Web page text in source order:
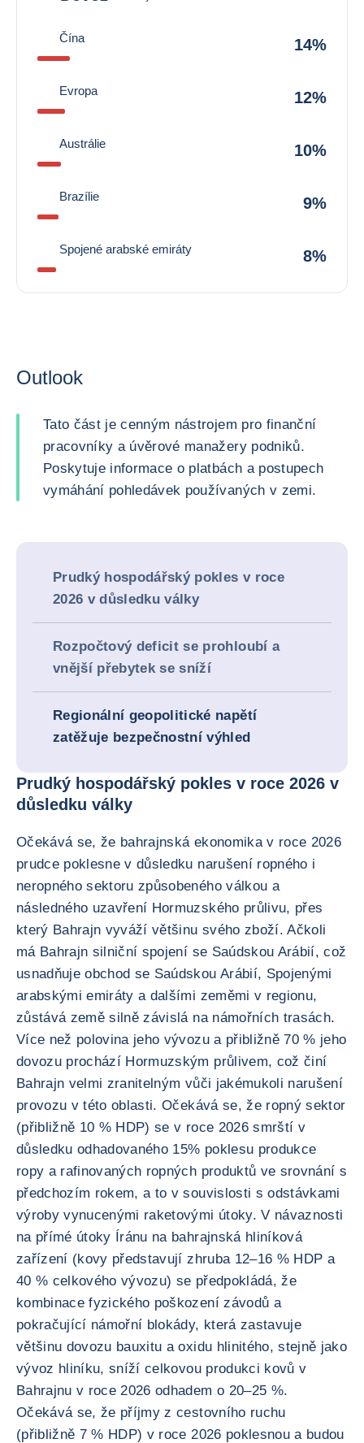
Čína 14%
Evropa 12%
Austrálie 10%
Brazílie 9%
Spojené arabské emiráty 8%
Outlook
Tato část je cenným nástrojem pro finanční
pracovníky a úvěrové manažery podniků.
Poskytuje informace o platbách a postupech
vymáhání pohledávek používaných v zemi.
Prudký hospodářský pokles v roce
2026 v důsledku války
Rozpočtový deficit se prohloubí a
vnější přebytek se sníží
Regionální geopolitické napětí
zatěžuje bezpečnostní výhled
Prudký hospodářský pokles v roce 2026 v
důsledku války
Očekává se, že bahrajnská ekonomika v roce 2026
prudce poklesne v důsledku narušení ropného i
neropného sektoru způsobeného válkou a
následného uzavření Hormuzského průlivu, přes
který Bahrajn vyváží většinu svého zboží. Ačkoli
má Bahrajn silniční spojení se Saúdskou Arábií, což
usnadňuje obchod se Saúdskou Arábií, Spojenými
arabskými emiráty a dalšími zeměmi v regionu,
zůstává země silně závislá na námořních trasách.
Více než polovina jeho vývozu a přibližně 70 % jeho
dovozu prochází Hormuzským průlivem, což činí
Bahrajn velmi zranitelným vůči jakémukoli narušení
provozu v této oblasti. Očekává se, že ropný sektor
(přibližně 10 % HDP) se v roce 2026 smrští v
důsledku odhadovaného 15% poklesu produkce
ropy a rafinovaných ropných produktů ve srovnání s
předchozím rokem, a to v souvislosti s odstávkami
výroby vynucenými raketovými útoky. V návaznosti
na přímé útoky Íránu na bahrajnská hliníková
zařízení (kovy představují zhruba 12–16 % HDP a
40 % celkového vývozu) se předpokládá, že
kombinace fyzického poškození závodů a
pokračující námořní blokády, která zastavuje
většinu dovozu bauxitu a oxidu hlinitého, stejně jako
vývoz hliníku, sníží celkovou produkci kovů v
Bahrajnu v roce 2026 odhadem o 20–25 %.
Očekává se, že příjmy z cestovního ruchu
(přibližně 7 % HDP) v roce 2026 poklesnou a budou